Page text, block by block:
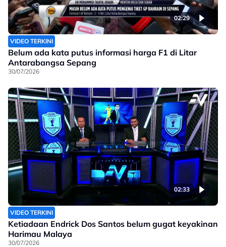
02:29
VIDEO TERKINI
Belum ada kata putus informasi harga F1 di Litar
Antarabangsa Sepang
30/07/2026
02:33
VIDEO TERKINI
Ketiadaan Endrick Dos Santos belum gugat keyakinan
Harimau Malaya
30/07/2026